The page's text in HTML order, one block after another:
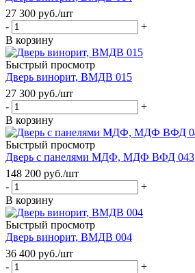
27 300 руб./шт
-
+
В корзину
Быстрый просмотр
Дверь винорит, ВМДВ 015
27 300 руб./шт
-
+
В корзину
Быстрый просмотр
Дверь с панелями МДФ, МДФ ВФД 043
148 200 руб./шт
-
+
В корзину
Быстрый просмотр
Дверь винорит, ВМДВ 004
36 400 руб./шт
-
+